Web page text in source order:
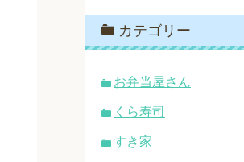
カテゴリー
お弁当屋さん
くら寿司
すき家